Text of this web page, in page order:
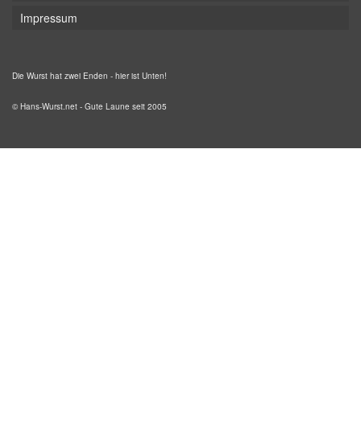
Impressum
Die Wurst hat zwei Enden - hier ist Unten!
© Hans-Wurst.net - Gute Laune seit 2005